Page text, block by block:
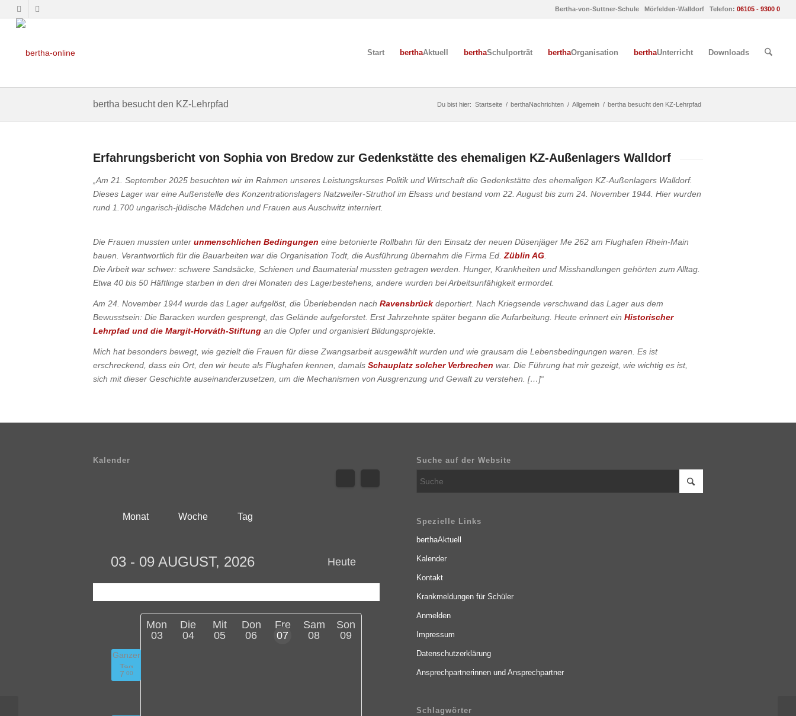
Bertha-von-Suttner-Schule Mörfelden-Walldorf Telefon:06105 - 9300 0
Start berthaAktuell berthaSchulporträt berthaOrganisation berthaUnterricht Downloads
bertha besucht den KZ-Lehrpfad Du bist hier: Startseite / berthaNachrichten / Allgemein / bertha besucht den KZ-Lehrpfad
Erfahrungsbericht von Sophia von Bredow zur Gedenkstätte des ehemaligen KZ-Außenlagers Walldorf
„Am 21. September 2025 besuchten wir im Rahmen unseres Leistungskurses Politik und Wirtschaft die Gedenkstätte des ehemaligen KZ-Außenlagers Walldorf.
Dieses Lager war eine Außenstelle des Konzentrationslagers Natzweiler-Struthof im Elsass und bestand vom 22. August bis zum 24. November 1944. Hier wurden
rund 1.700 ungarisch-jüdische Mädchen und Frauen aus Auschwitz interniert.
Die Frauen mussten unter unmenschlichen Bedingungen eine betonierte Rollbahn für den Einsatz der neuen Düsenjäger Me 262 am Flughafen Rhein-Main
bauen. Verantwortlich für die Bauarbeiten war die Organisation Todt, die Ausführung übernahm die Firma Ed.Züblin AG.
Die Arbeit war schwer: schwere Sandsäcke, Schienen und Baumaterial mussten getragen werden. Hunger, Krankheiten und Misshandlungen gehörten zum Alltag.
Etwa 40 bis 50 Häftlinge starben in den drei Monaten des Lagerbestehens, andere wurden bei Arbeitsunfähigkeit ermordet.
Am 24. November 1944 wurde das Lager aufgelöst, die Überlebenden nach Ravensbrück deportiert. Nach Kriegsende verschwand das Lager aus dem
Bewusstsein: Die Baracken wurden gesprengt, das Gelände aufgeforstet. Erst Jahrzehnte später begann die Aufarbeitung. Heute erinnert ein Historischer
Lehrpfad und die Margit-Horváth-Stiftung an die Opfer und organisiert Bildungsprojekte.
Mich hat besonders bewegt, wie gezielt die Frauen für diese Zwangsarbeit ausgewählt wurden und wie grausam die Lebensbedingungen waren. Es ist
erschreckend, dass ein Ort, den wir heute als Flughafen kennen, damals Schauplatz solcher Verbrechen war. Die Führung hat mir gezeigt, wie wichtig es ist,
sich mit dieser Geschichte auseinanderzusetzen, um die Mechanismen von Ausgrenzung und Gewalt zu verstehen. […]“
Kalender
Monat Woche Tag
Heute
03 - 09 AUGUST, 2026
Mon
03
Die
04
Mit
05
Don
06
Fre
07
Sam
08
Son
09
Ganzer
Tag
7 00
Suche auf der Website
Spezielle Links
berthaAktuell
Kalender
Kontakt
Krankmeldungen für Schüler
Anmelden
Impressum
Datenschutzerklärung
Ansprechpartnerinnen und Ansprechpartner
Schlagwörter